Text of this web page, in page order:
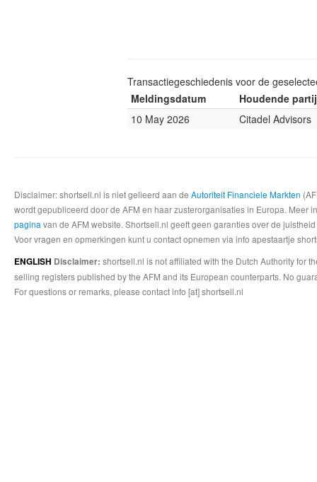
Transactiegeschiedenis voor de
Meldingsdatum
Houdende partij
10 May 2026
Citadel Advisors
Disclaimer: shortsell.nl is niet gelieerd aan de Autoriteit Financiele Markten
wordt gepubliceerd door de AFM en haar zusterorganisaties in Europa.
pagina van de AFM website. Shortsell.nl geeft geen garanties over de
Voor vragen en opmerkingen kunt u contact opnemen via info apestaartje
ENGLISH Disclaimer: shortsell.nl is not affiliated with the Dutch Authority for
selling registers published by the AFM and its European counterparts. No
For questions or remarks, please contact info [at] shortsell.nl